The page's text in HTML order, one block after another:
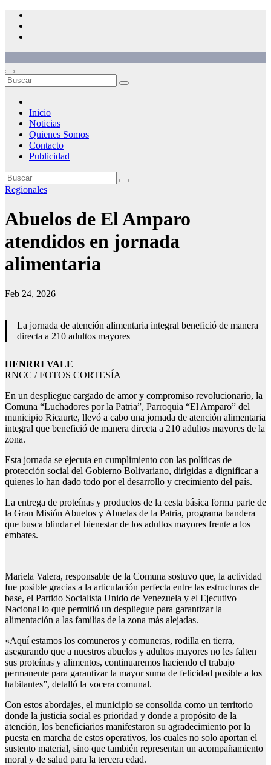
Saltar
contenido
Inicio
Noticias
Quienes Somos
Contacto
Publicidad
Regionales
Abuelos de El Amparo
atendidos en jornada
alimentaria
Feb 24, 2026
La jornada de atención alimentaria integral benefició de manera
directa a 210 adultos mayores
HENRRI VALE
RNCC / FOTOS CORTESÍA
En un despliegue cargado de amor y compromiso revolucionario, la
Comuna “Luchadores por la Patria”, Parroquia “El Amparo” del
municipio Ricaurte, llevó a cabo una jornada de atención alimentaria
integral que benefició de manera directa a 210 adultos mayores de la
zona.
Esta jornada se ejecuta en cumplimiento con las políticas de
protección social del Gobierno Bolivariano, dirigidas a dignificar a
quienes lo han dado todo por el desarrollo y crecimiento del país.
La entrega de proteínas y productos de la cesta básica forma parte de
la Gran Misión Abuelos y Abuelas de la Patria, programa bandera
que busca blindar el bienestar de los adultos mayores frente a los
embates.
Mariela Valera, responsable de la Comuna sostuvo que, la actividad
fue posible gracias a la articulación perfecta entre las estructuras de
base, el Partido Socialista Unido de Venezuela y el Ejecutivo
Nacional lo que permitió un despliegue para garantizar la
alimentación a las familias de la zona más alejadas.
«Aquí estamos los comuneros y comuneras, rodilla en tierra,
asegurando que a nuestros abuelos y adultos mayores no les falten
sus proteínas y alimentos, continuaremos haciendo el trabajo
permanente para garantizar la mayor suma de felicidad posible a los
habitantes”, detalló la vocera comunal.
Con estos abordajes, el municipio se consolida como un territorio
donde la justicia social es prioridad y donde a propósito de la
atención, los beneficiarios manifestaron su agradecimiento por la
puesta en marcha de estos operativos, los cuales no solo aportan el
sustento material, sino que también representan un acompañamiento
moral y de salud para la tercera edad.